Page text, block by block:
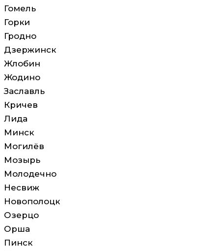
Гомель
Горки
Гродно
Дзержинск
Жлобин
Жодино
Заславль
Кричев
Лида
Минск
Могилёв
Мозырь
Молодечно
Несвиж
Новополоцк
Озерцо
Орша
Пинск